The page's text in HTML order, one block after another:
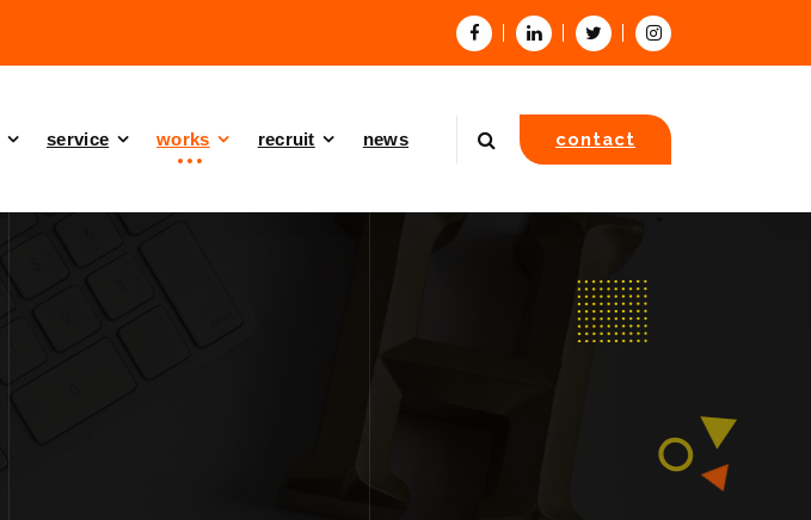
service works recruit news contact